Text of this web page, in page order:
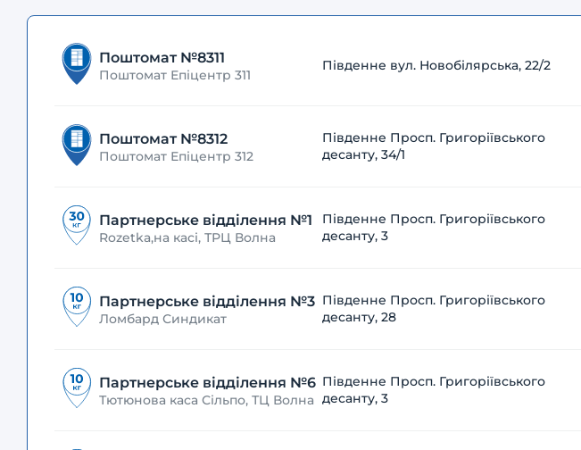
Поштомат №8311
Поштомат Епіцентр 311
Південне вул. Новобілярська, 22/2
Поштомат №8312
Поштомат Епіцентр 312
Південне Просп. Григоріївського
десанту, 34/1
Партнерське відділення №1
Rozetka,на касі, ТРЦ Волна
Південне Просп. Григоріївського
десанту, 3
Партнерське відділення №3
Ломбард Синдикат
Південне Просп. Григоріївського
десанту, 28
Партнерське відділення №6
Тютюнова каса Сільпо, ТЦ Волна
Південне Просп. Григоріївського
десанту, 3